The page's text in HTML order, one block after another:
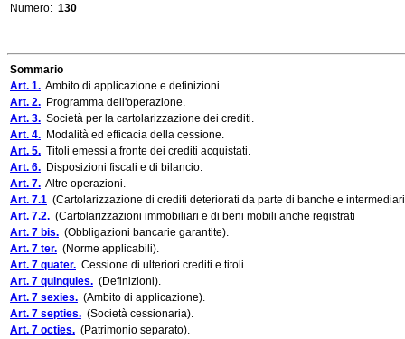
Numero: 130
Sommario
Art. 1. Ambito di applicazione e definizioni.
Art. 2. Programma dell'operazione.
Art. 3. Società per la cartolarizzazione dei crediti.
Art. 4. Modalità ed efficacia della cessione.
Art. 5. Titoli emessi a fronte dei crediti acquistati.
Art. 6. Disposizioni fiscali e di bilancio.
Art. 7. Altre operazioni.
Art. 7.1 (Cartolarizzazione di crediti deteriorati da parte di banche e
Art. 7.2. (Cartolarizzazioni immobiliari e di beni mobili anche registrati
Art. 7 bis. (Obbligazioni bancarie garantite).
Art. 7 ter. (Norme applicabili).
Art. 7 quater. Cessione di ulteriori crediti e titoli
Art. 7 quinquies. (Definizioni).
Art. 7 sexies. (Ambito di applicazione).
Art. 7 septies. (Società cessionaria).
Art. 7 octies. (Patrimonio separato).